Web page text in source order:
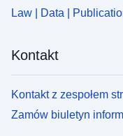
Law | Data |
Kontakt
Kontakt z zespołem
Zamów biuletyn